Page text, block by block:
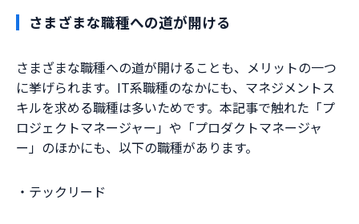
さまざまな職種への道が開ける
さまざまな職種への道が開けることも、メリットの一つ
に挙げられます。IT系職種のなかにも、マネジメントス
キルを求める職種は多いためです。本記事で触れた「プ
ロジェクトマネージャー」や「プロダクトマネージャ
ー」のほかにも、以下の職種があります。
・テックリード